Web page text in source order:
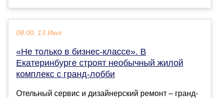
08:00, 13 Июл
«Не только в бизнес-классе». В
Екатеринбурге строят необычный жилой
комплекс с гранд-лобби
Отельный сервис и дизайнерский ремонт – гранд-